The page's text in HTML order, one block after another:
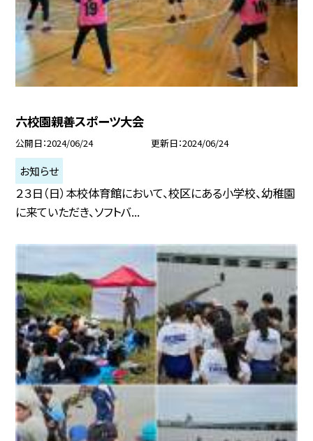
六校園親善スポーツ大会
公開日 2024/06/24 更新日 2024/06/24
お知らせ
２３日（日）本校体育館において、校区にある小学校、幼稚園
に来ていただき、ソフトバ...